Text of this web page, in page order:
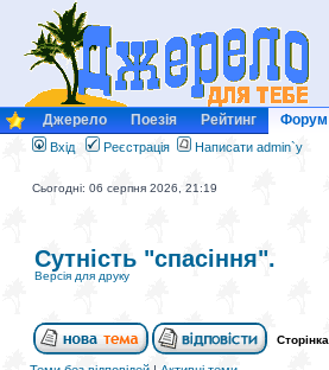
Джерело Поезія Рейтинг Форум
Вхід Реєстрація Написати admin`у
Сьогодні: 06 серпня 2026, 21:19
Сутність "спасіння".
Версія для друку
Сторінка